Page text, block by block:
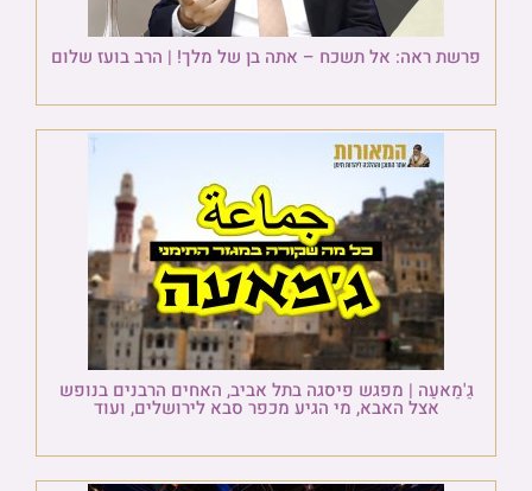
פרשת ראה: אל תשכח – אתה בן של מלך! | הרב בועז שלום
גַ'מַאעַה | מפגש פיסגה בתל אביב, האחים הרבנים בנופש
אצל האבא, מי הגיע מכפר סבא לירושלים, ועוד